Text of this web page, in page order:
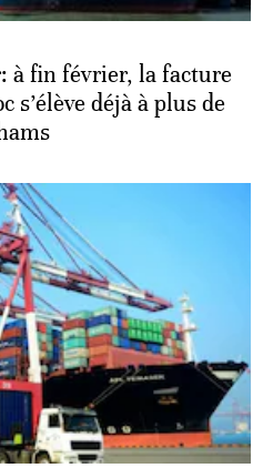
à fin février, la facture
s’élève déjà à plus de